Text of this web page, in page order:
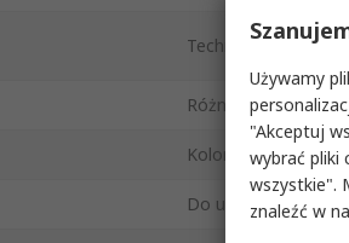
Technologia druku
Różne w zależności
Kolor
Do użytku z
Używamy
"Akceptuj
wybrać pliki
wszystkie".
znaleźć w